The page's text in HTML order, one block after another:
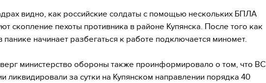
видно, как российские солдаты с помощью нескольких БПЛА
скопление пехоты противника в районе Купянска. После того как
панике начинает разбегаться к работе подключается миномет.
министерство обороны также проинформировало о том, что ВС
ликвидировали за сутки на Купянском направлении порядка 40